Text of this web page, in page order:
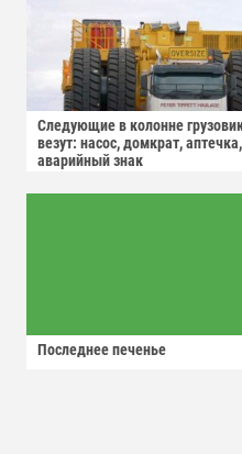
Следующие в колонне
везут: насос, домкрат, аптечка,
аварийный знак
Последнее печенье